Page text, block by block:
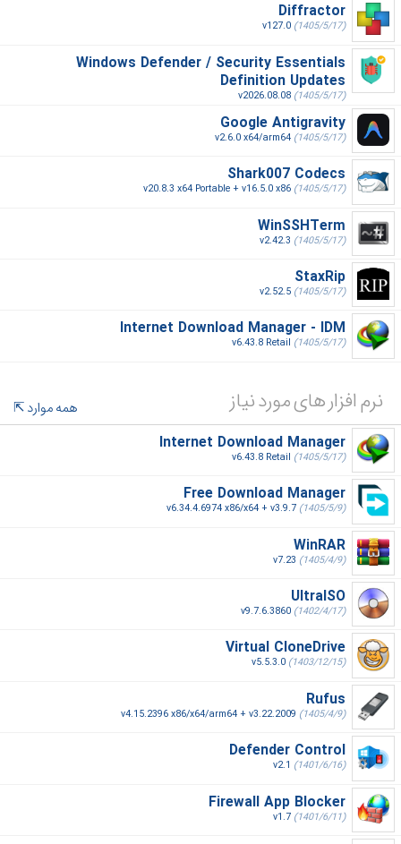
Diffractor
v127.0 (1405/5/17)
Windows Defender / Security Essentials
Definition Updates
v2026.08.08 (1405/5/17)
Google Antigravity
v2.6.0 x64/arm64 (1405/5/17)
Shark007 Codecs
v20.8.3 x64 Portable + v16.5.0 x86 (1405/5/17)
WinSSHTerm
v2.42.3 (1405/5/17)
StaxRip
v2.52.5 (1405/5/17)
Internet Download Manager - IDM
v6.43.8 Retail (1405/5/17)
نرم افزار های مورد نیاز
همه موارد
Internet Download Manager
v6.43.8 Retail (1405/5/17)
Free Download Manager
v6.34.4.6974 x86/x64 + v3.9.7 (1405/5/9)
WinRAR
v7.23 (1405/4/9)
UltraISO
v9.7.6.3860 (1402/4/17)
Virtual CloneDrive
v5.5.3.0 (1403/12/15)
Rufus
v4.15.2396 x86/x64/arm64 + v3.22.2009 (1405/4/9)
Defender Control
v2.1 (1401/6/16)
Firewall App Blocker
v1.7 (1401/6/11)